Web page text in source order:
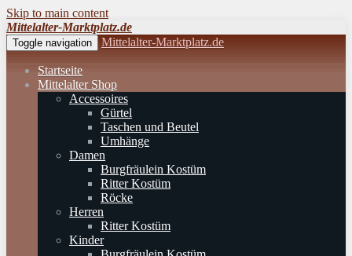
Skip to main content
Mittelalter-Marktplatz.de
Toggle navigation Mittelalter-Marktplatz.de
Startseite
Mittelalter Shop
Accessoires
Gürtel
Taschen und Beutel
Umhänge
Damen
Burgfräulein Kostüm
Ritter Kostüm
Röcke
Herren
Ritter Kostüm
Kinder